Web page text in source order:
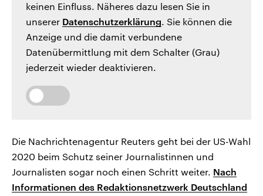
keinen Einfluss. Näheres dazu lesen Sie in
unserer Datenschutzerklärung. Sie können die
Anzeige und die damit verbundene
Datenübermittlung mit dem Schalter (Grau)
jederzeit wieder deaktivieren.
Die Nachrichtenagentur Reuters geht bei der US-Wahl
2020 beim Schutz seiner Journalistinnen und
Journalisten sogar noch einen Schritt weiter. Nach
Informationen des Redaktionsnetzwerk Deutschland